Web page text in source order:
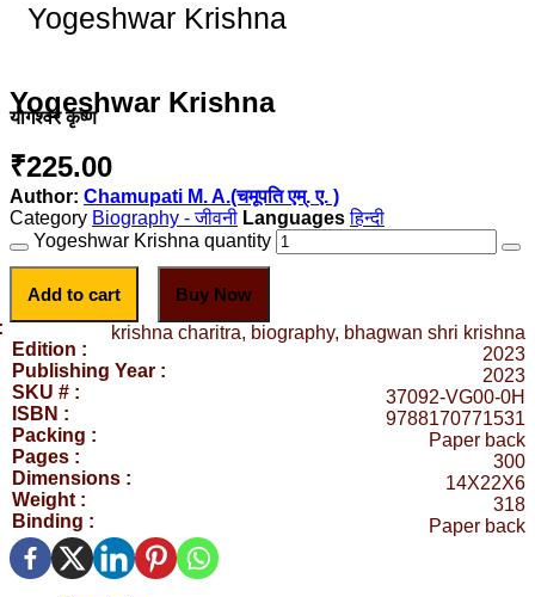
Yogeshwar Krishna
योगेश्वर कृष्ण
Yogeshwar Krishna
₹225.00
Author: Chamupati M. A.(चमूपति एम्. ए. )
Category Biography - जीवनी
हिन्दी
Yogeshwar Krishna quantity
Add to cart
Buy Now
krishna charitra, biography, bhagwan shri krishna
Edition :
2023
Publishing Year :
2023
SKU # :
37092-VG00-0H
ISBN :
9788170771531
Packing :
Paper back
Pages :
300
Dimensions :
14X22X6
Weight :
318
Binding :
Paper back